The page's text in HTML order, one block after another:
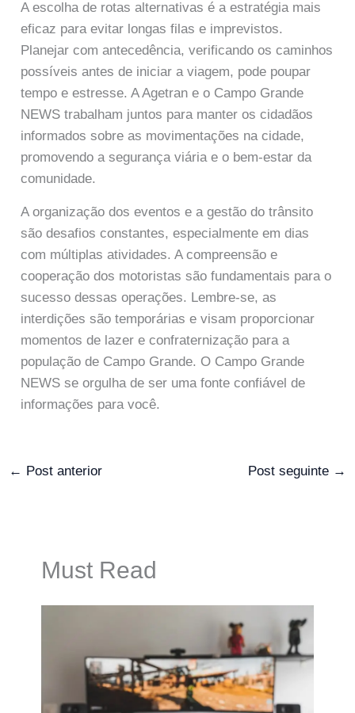
A escolha de rotas alternativas é a estratégia mais
eficaz para evitar longas filas e imprevistos.
Planejar com antecedência, verificando os caminhos
possíveis antes de iniciar a viagem, pode poupar
tempo e estresse. A Agetran e o Campo Grande
NEWS trabalham juntos para manter os cidadãos
informados sobre as movimentações na cidade,
promovendo a segurança viária e o bem-estar da
comunidade.
A organização dos eventos e a gestão do trânsito
são desafios constantes, especialmente em dias
com múltiplas atividades. A compreensão e
cooperação dos motoristas são fundamentais para o
sucesso dessas operações. Lembre-se, as
interdições são temporárias e visam proporcionar
momentos de lazer e confraternização para a
população de Campo Grande. O Campo Grande
NEWS se orgulha de ser uma fonte confiável de
informações para você.
← Post anterior Post seguinte →
Must Read